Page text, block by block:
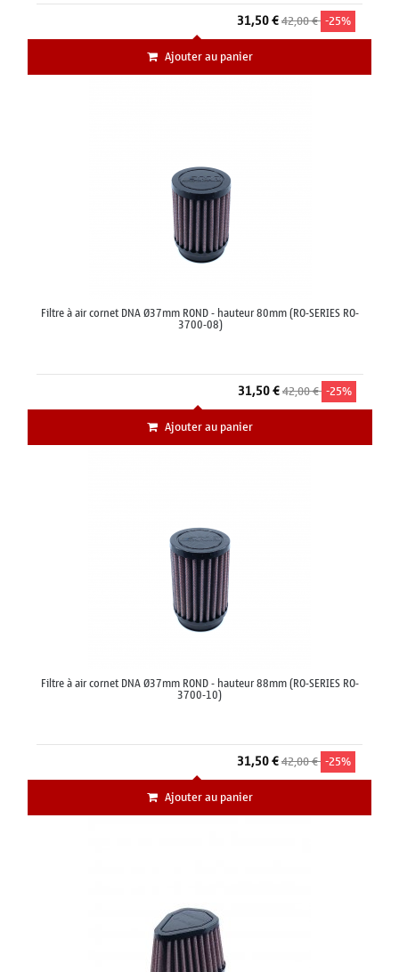
31,50 €42,00 € -25%
Ajouter au panier
Filtre à air cornet DNA Ø37mm ROND - hauteur 80mm (RO-SERIES RO-
3700-08)
31,50 €42,00 € -25%
Ajouter au panier
Filtre à air cornet DNA Ø37mm ROND - hauteur 88mm (RO-SERIES RO-
3700-10)
31,50 €42,00 € -25%
Ajouter au panier